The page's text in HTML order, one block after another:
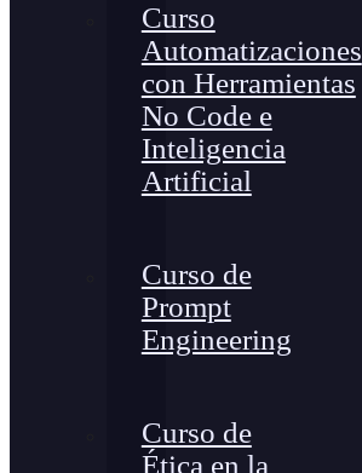
Curso
Automatizaciones
con Herramientas
No Code e
Inteligencia
Artificial
Curso de
Prompt
Engineering
Curso de
Ética en la